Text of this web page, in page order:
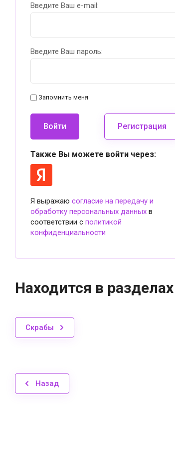
Введите Ваш e-mail:
Введите Ваш пароль:
Запомнить меня
Войти Регистрация
Также Вы можете войти через:
Я выражаю согласие на передачу и
обработку персональных данных в
соответствии с политикой
конфиденциальности
Находится в разделах
Скрабы
Назад